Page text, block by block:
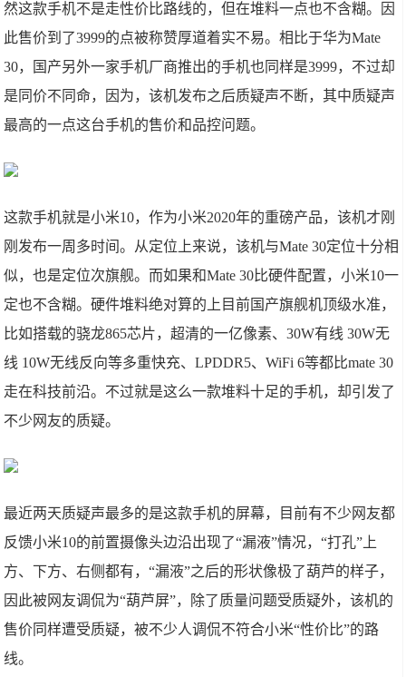
然这款手机不是走性价比路线的，但在堆料一点也不含糊。因
此售价到了3999的点被称赞厚道着实不易。相比于华为Mate
30，国产另外一家手机厂商推出的手机也同样是3999，不过却
是同价不同命，因为，该机发布之后质疑声不断，其中质疑声
最高的一点这台手机的售价和品控问题。
这款手机就是小米10，作为小米2020年的重磅产品，该机才刚
刚发布一周多时间。从定位上来说，该机与Mate 30定位十分相
似，也是定位次旗舰。而如果和Mate 30比硬件配置，小米10一
定也不含糊。硬件堆料绝对算的上目前国产旗舰机顶级水准，
比如搭载的骁龙865芯片，超清的一亿像素、30W有线 30W无
线 10W无线反向等多重快充、LPDDR5、WiFi 6等都比mate 30
走在科技前沿。不过就是这么一款堆料十足的手机，却引发了
不少网友的质疑。
最近两天质疑声最多的是这款手机的屏幕，目前有不少网友都
反馈小米10的前置摄像头边沿出现了“漏液”情况，“打孔”上
方、下方、右侧都有，“漏液”之后的形状像极了葫芦的样子，
因此被网友调侃为“葫芦屏”，除了质量问题受质疑外，该机的
售价同样遭受质疑，被不少人调侃不符合小米“性价比”的路
线。